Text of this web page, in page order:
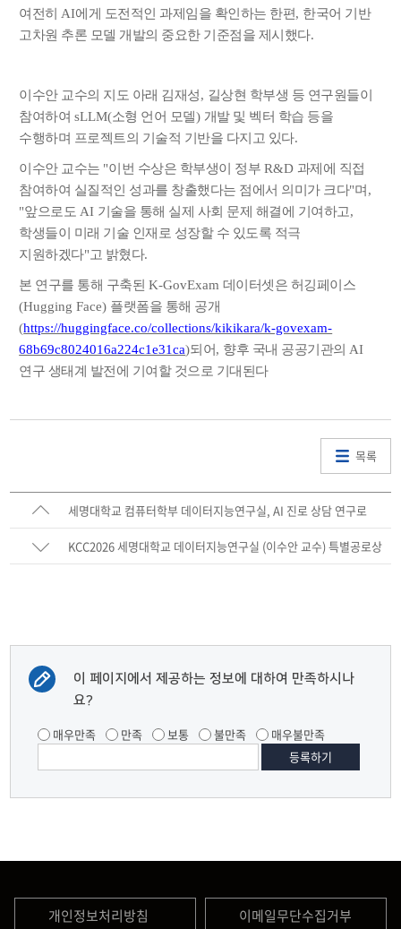
여전히 AI에게 도전적인 과제임을 확인하는 한편, 한국어 기반
고차원 추론 모델 개발의 중요한 기준점을 제시했다.
이수안 교수의 지도 아래 김재성, 길상현 학부생 등 연구원들이
참여하여 sLLM(소형 언어 모델) 개발 및 벡터 학습 등을
수행하며 프로젝트의 기술적 기반을 다지고 있다.
이수안 교수는 "이번 수상은 학부생이 정부 R&D 과제에 직접
참여하여 실질적인 성과를 창출했다는 점에서 의미가 크다"며 ,
"앞으로도 AI 기술을 통해 실제 사회 문제 해결에 기여하고,
학생들이 미래 기술 인재로 성장할 수 있도록 적극
지원하겠다"고 밝혔다.
본 연구를 통해 구축된 K-GovExam 데이터셋은 허깅페이스
(Hugging Face) 플랫폼을 통해 공개
(https://huggingface.co/collections/kikikara/k-govexam-
68b69c8024016a224c1e31ca)되어, 향후 국내 공공기관의 AI
연구 생태계 발전에 기여할 것으로 기대된다
목록
세명대학교 컴퓨터학부 데이터지능연구실, AI 진로 상담 연구로
2025 한국컴퓨터종합학술대회 우수상 수상
KCC2026 세명대학교 데이터지능연구실 (이수안 교수) 특별공로상
이 페이지에서 제공하는 정보에 대하여 만족하시나
요?
매우만족 만족 보통 불만족 매우불만족
개인정보처리방침 이메일무단수집거부